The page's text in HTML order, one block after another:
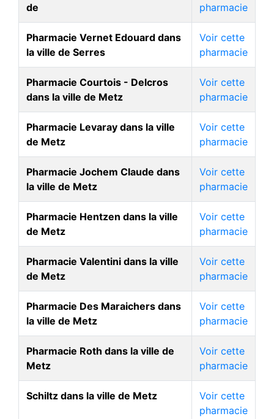
de
pharmacie
Pharmacie Vernet Edouard dans
la ville de Serres
Voir cette
pharmacie
Pharmacie Courtois - Delcros
dans la ville de Metz
Voir cette
pharmacie
Pharmacie Levaray dans la ville
de Metz
Voir cette
pharmacie
Pharmacie Jochem Claude dans
la ville de Metz
Voir cette
pharmacie
Pharmacie Hentzen dans la ville
de Metz
Voir cette
pharmacie
Pharmacie Valentini dans la ville
de Metz
Voir cette
pharmacie
Pharmacie Des Maraichers dans
la ville de Metz
Voir cette
pharmacie
Pharmacie Roth dans la ville de
Metz
Voir cette
pharmacie
Schiltz dans la ville de Metz
Voir cette
pharmacie